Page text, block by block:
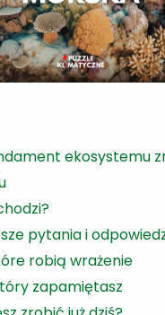
ekosystemu
pytania i
robią wrażenie
zapamiętasz